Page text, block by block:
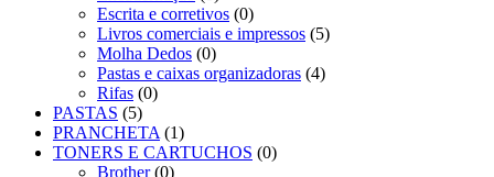
Escrita e corretivos (0)
Livros comerciais e impressos (5)
Molha Dedos (0)
Pastas e caixas organizadoras (4)
Rifas (0)
PASTAS (5)
PRANCHETA (1)
TONERS E CARTUCHOS (0)
Brother (0)